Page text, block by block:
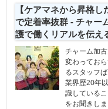
【ケアマネから昇格
で定着率抜群 - チャー
護で働くリアルを伝え
チャーム加
変わってお
るスタッフ
業界歴20年
識している
をお聞きしま